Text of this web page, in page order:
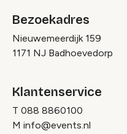
Bezoekadres
Nieuwemeerdijk 159
1171 NJ Badhoevedorp
Klantenservice
T 088 8860100
M info@events.nl